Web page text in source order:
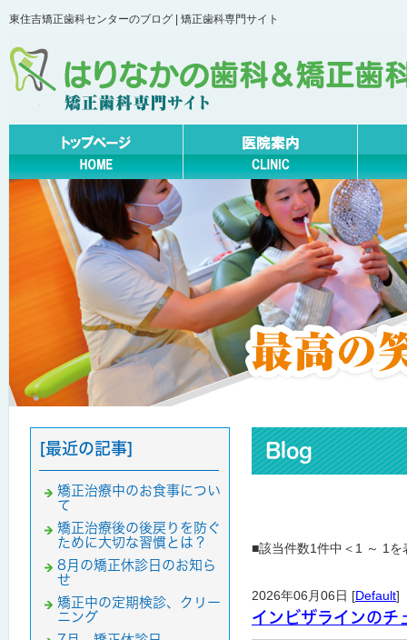
東住吉矯正歯科センターのブログ | 矯正歯科専門サイト
Blog
■該当件数1件中＜1 ～ 1を
2026年06月06日 [Default]
インビザラインのチ
[最近の記事]
矯正治療中のお食事につい
て
矯正治療後の後戻りを防ぐ
ために大切な習慣とは？
8月の矯正休診日のお知ら
せ
矯正中の定期検診、クリー
ニング